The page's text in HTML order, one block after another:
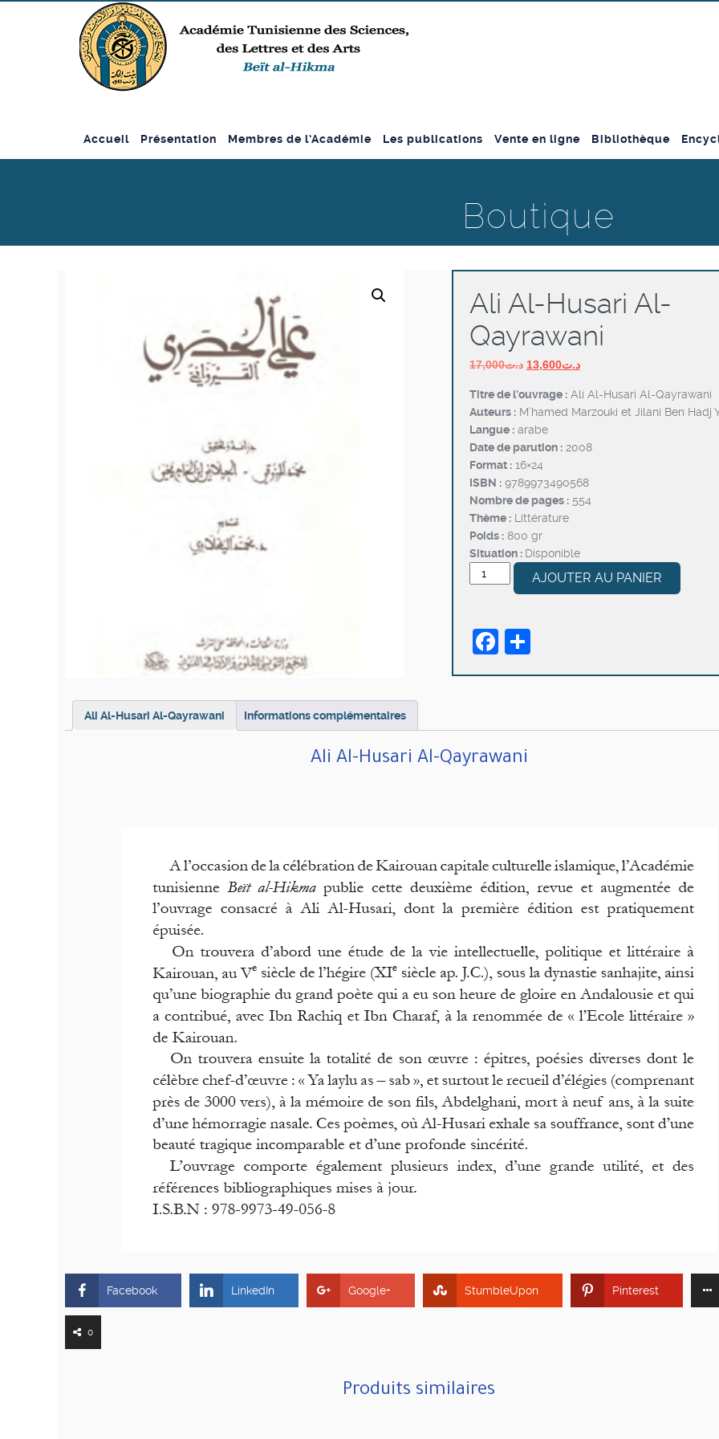
Accueil Présentation Membres de l’Académie Les publications Vente en ligne Bibliothèque
Boutique
Ali Al-Husari Al-
Qayrawani
د.ت17,000
Le
initial
était :
د.ت13,600
Le
actuel
est :
Titre de l’ouvrage : Ali Al-Husari Al-Qayrawani
Auteurs : M’hamed Marzouki et Jilani Ben Hadj
Langue : arabe
Date de parution : 2008
Format : 16×24
ISBN : 9789973490568
Nombre de pages : 554
Thème : Littérature
Poids : 800 gr
Situation : Disponible
quantité
de
Husari
Qayrawani
AJOUTER AU PANIER
Facebook
Ali Al-Husari Al-Qayrawani Informations complémentaires
Ali Al-Husari Al-Qayrawani
Facebook LinkedIn Google+ StumbleUpon Pinterest
0
Produits similaires